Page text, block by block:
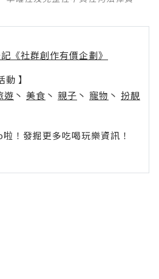
《社群創作有價企劃》
】
遊 丶 美食 丶 親子 丶 寵物 丶 扮靚
！發掘更多吃喝玩樂資訊！